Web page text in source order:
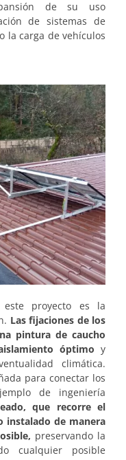
de su uso
de sistemas de
la carga de vehículos
este proyecto es la
Las fijaciones de los
pintura de caucho
óptimo y
climática.
para conectar los
de ingeniería
que recorre el
instalado de manera
preservando la
cualquier posible